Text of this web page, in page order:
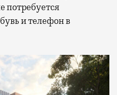
потребуется
и телефон в